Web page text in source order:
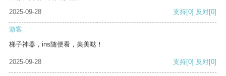
2025-09-28
支持[0] 反对[0]
游客
梯子神器，ins随便看，美美哒！
2025-09-28 支持[0] 反对[0]